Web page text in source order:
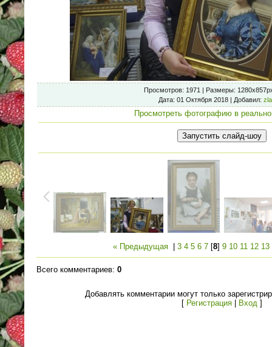
Просмотров: 1971 | Размеры:
Дата: 01 Октября 2018 | Добавил:
Просмотреть фотографию в
« Предыдущая 3 4 5 6 7 [8] 9 10 11 12 13
Всего комментариев: 0
Добавлять комментарии могут только
[ Регистрация| Вход ]